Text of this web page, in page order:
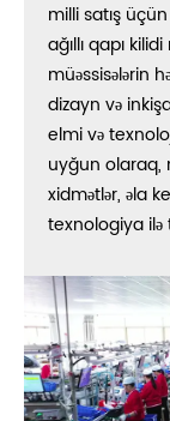
milli satış
ağıllı qapı
müəssisələrin
dizayn və
elmi və
uyğun olaraq,
xidmətlər, əla
texnologiya ilə